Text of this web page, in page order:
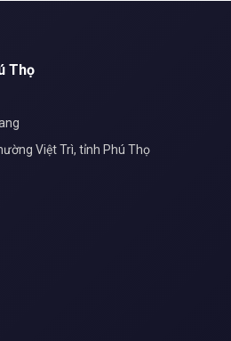
Thọ
Việt Trì, tỉnh Phú Thọ